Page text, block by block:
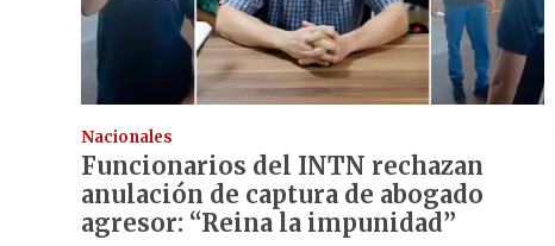
Nacionales
Funcionarios del INTN rechazan
anulación de captura de abogado
agresor: “Reina la impunidad”